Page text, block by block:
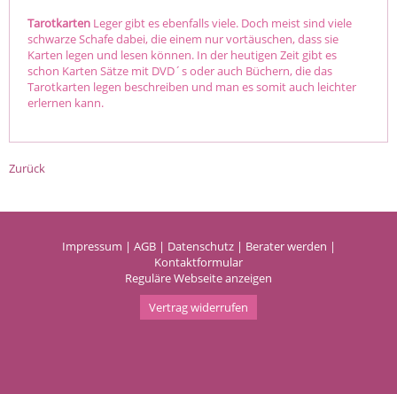
Tarotkarten Leger gibt es ebenfalls viele. Doch meist sind viele
schwarze Schafe dabei, die einem nur vortäuschen, dass sie
Karten legen und lesen können. In der heutigen Zeit gibt es
schon Karten Sätze mit DVD´s oder auch Büchern, die das
Tarotkarten legen beschreiben und man es somit auch leichter
erlernen kann.
Zurück
Impressum | AGB| Datenschutz| Berater werden |
Kontaktformular
Reguläre Webseite anzeigen
Vertrag widerrufen